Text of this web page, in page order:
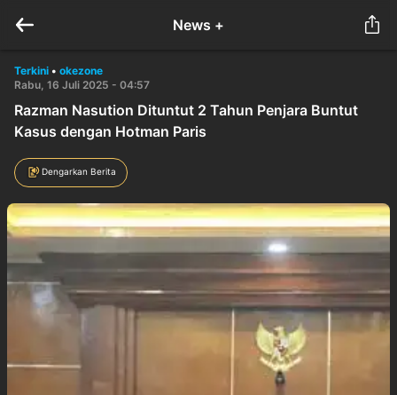
News +
Terkini • okezone
Rabu, 16 Juli 2025 - 04:57
Razman Nasution Dituntut 2 Tahun Penjara Buntut
Kasus dengan Hotman Paris
Dengarkan Berita